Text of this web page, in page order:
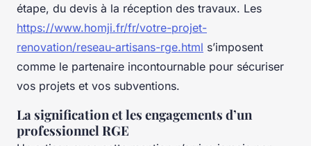
étape, du devis à la réception des travaux. Les
https://www.homji.fr/fr/votre-projet-
renovation/reseau-artisans-rge.html s’imposent
comme le partenaire incontournable pour sécuriser
vos projets et vos subventions.
La signification et les engagements d’un
professionnel RGE